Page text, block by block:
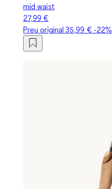
mid waist
27,99 €
Preu original35,99 €-22%